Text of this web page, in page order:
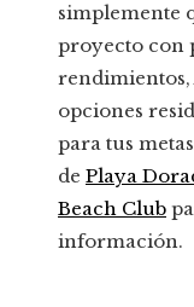
simplemente
proyecto con
opciones
para tus
de Playa
Beach Club
información.